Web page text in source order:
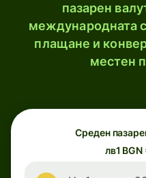
пазарен
международната
плащане и
местен
Среден
лв1 BGN